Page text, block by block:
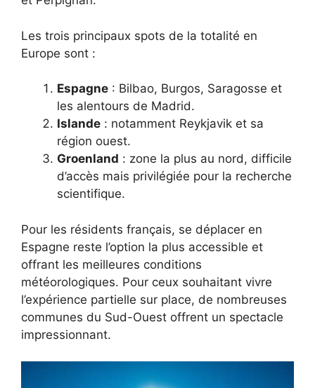
Les trois principaux spots de la totalité en
Europe sont :
Espagne : Bilbao, Burgos, Saragosse et
les alentours de Madrid.
Islande : notamment Reykjavik et sa
région ouest.
Groenland : zone la plus au nord, difficile
d’accès mais privilégiée pour la recherche
scientifique.
Pour les résidents français, se déplacer en
Espagne reste l’option la plus accessible et
offrant les meilleures conditions
météorologiques. Pour ceux souhaitant vivre
l’expérience partielle sur place, de nombreuses
communes du Sud-Ouest offrent un spectacle
impressionnant.